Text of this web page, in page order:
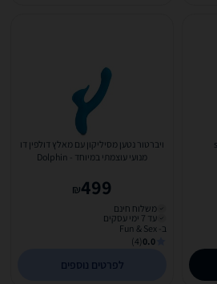
ויברטור נטען מסיליקון עם מאלץ דולפין דו
מנועי עוצמתי במיוחד - Dolphin
499
₪
משלוח חינם
עד 7 ימי עסקים
ב- Fun & Sex
0.0
(4)
לפרטים נוספים